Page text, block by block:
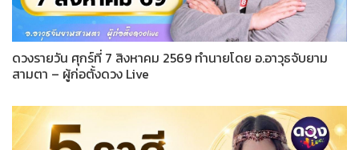
ดวงรายวัน ศุกร์ที่ 7 สิงหาคม 2569 ทำนายโดย อ.อาวุธจับยาม
สามตา – ผู้ก่อตั้งดวง Live